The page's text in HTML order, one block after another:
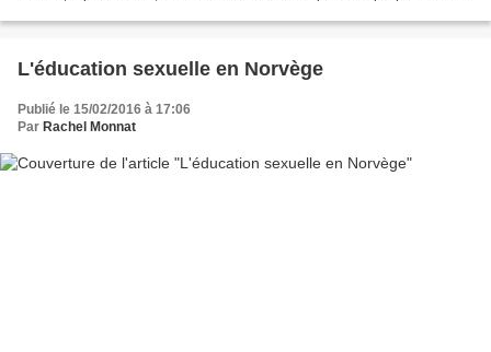
L'éducation sexuelle en Norvège
Publié le 15/02/2016 à 17:06
Par Rachel Monnat